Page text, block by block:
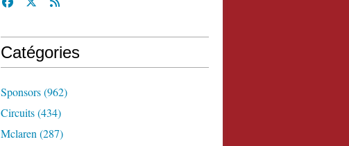
Catégories
Sponsors(962)
Circuits(434)
Mclaren (287)